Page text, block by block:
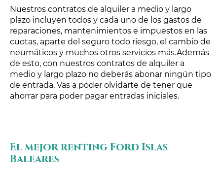
Nuestros contratos de alquiler a medio y largo
plazo incluyen todos y cada uno de los gastos de
reparaciones, mantenimientos e impuestos en las
cuotas, aparte del seguro todo riesgo, el cambio de
neumáticos y muchos otros servicios más.Además
de esto, con nuestros contratos de alquiler a
medio y largo plazo no deberás abonar ningún tipo
de entrada. Vas a poder olvidarte de tener que
ahorrar para poder pagar entradas iniciales.
El mejor renting Ford Islas
Baleares